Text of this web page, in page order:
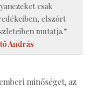
csak
elszórt
mutatja.”
András
minőséget, az